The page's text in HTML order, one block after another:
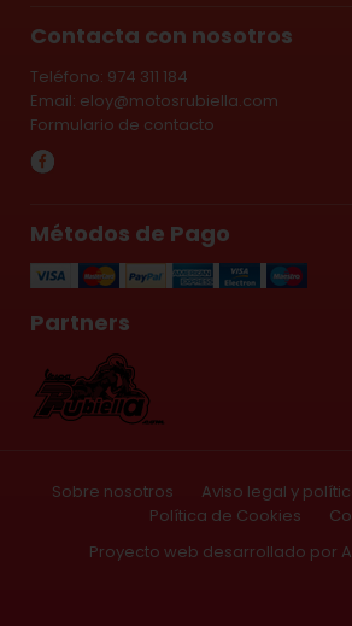
Contacta con nosotros
Teléfono: 974 311 184
Email: eloy@motosrubiella.com
Formulario de contacto
Métodos de Pago
Partners
Proyecto web desarrollado por
Sobre nosotros
Aviso legal y
Política de Cookies